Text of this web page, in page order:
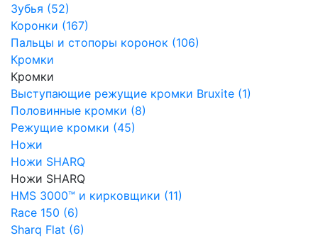
Зубья (52)
Коронки (167)
Пальцы и стопоры коронок (106)
Кромки
Кромки
Выступающие режущие кромки Bruxite (1)
Половинные кромки (8)
Режущие кромки (45)
Ножи
Ножи SHARQ
Ножи SHARQ
HMS 3000™ и кирковщики (11)
Race 150 (6)
Sharq Flat (6)